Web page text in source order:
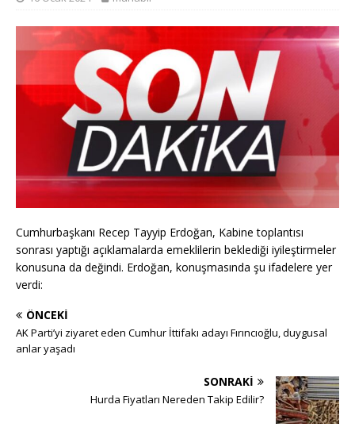
Cumhurbaşkanı Recep Tayyip Erdoğan, Kabine toplantısı
sonrası yaptığı açıklamalarda emeklilerin beklediği iyileştirmeler
konusuna da değindi. Erdoğan, konuşmasında şu ifadelere yer
verdi:
ÖNCEKI
AK Parti’yi ziyaret eden Cumhur İttifakı adayı Fırıncıoğlu, duygusal
anlar yaşadı
SONRAKI
Hurda Fiyatları Nereden Takip Edilir?